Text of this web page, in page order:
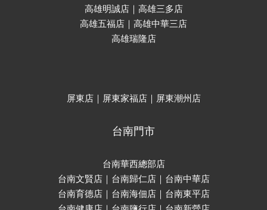
高雄明誠店｜高雄三多店
高雄五福店｜高雄中華三店
高雄瑞隆店
屏東店｜屏東家福店｜屏東潮州店
台南門市
台南華西總部店
台南文賢店｜台南歸仁店｜台南中華店
台南育德店｜台南海佃店｜台南東平店